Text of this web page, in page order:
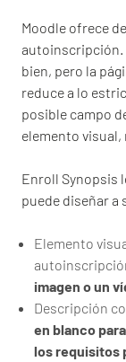
Moodle ofrece
autoinscripción.
bien, pero la
reduce a lo
posible campo
elemento
Enroll Synopsis
puede diseñar a
Elemento
imagen o un
Descripción
en blanco
los requisitos